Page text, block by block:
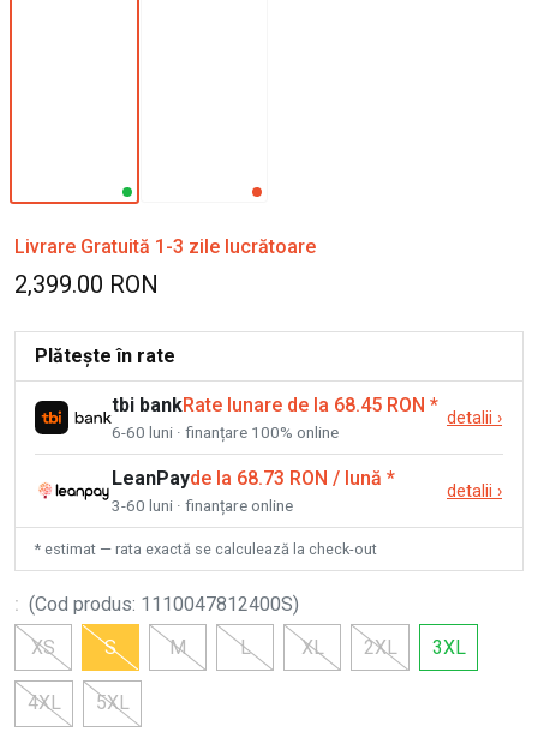
Livrare Gratuită 1-3 zile lucrătoare
2,399.00 RON
Plătește în rate
tbi bankRate lunare de la 68.45 RON *
6-60 luni · finanțare 100% online
detalii ›
LeanPayde la 68.73 RON / lună *
3-60 luni · finanțare online
detalii ›
* estimat — rata exactă se calculează la check-out
: (Cod produs: 1110047812400S)
XS
S M L XL 2XL 3XL
4XL 5XL